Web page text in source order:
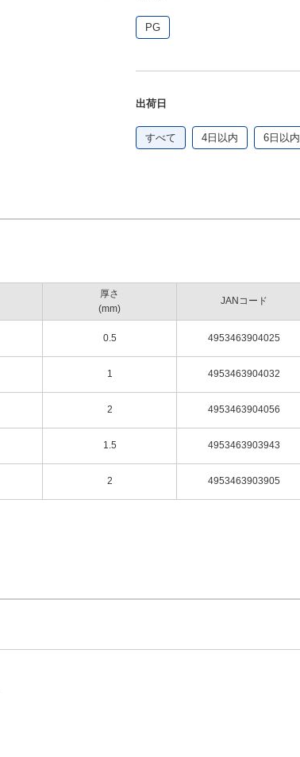
PG
出荷日
すべて 4日以内 6日以内
厚さ
(mm)
JANコード
0.5 4953463904025
1 4953463904032
2 4953463904056
1.5 4953463903943
2 4953463903905